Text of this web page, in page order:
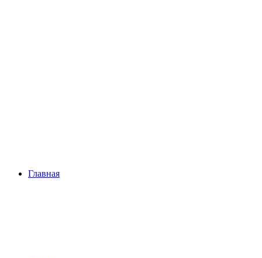
Главная